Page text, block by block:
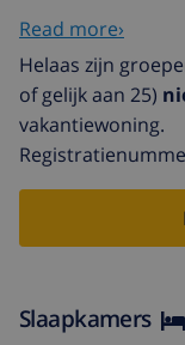
Haardroger, Eén
in Het zelfde
Satelliet tv.
De aparte
met koelkast,
vaatwasmachine,
broodrooster,
Read more›
Helaas zijn
of gelijk aan 25)
vakantiewoning.
Slaapkamers